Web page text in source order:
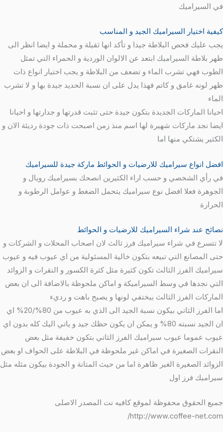
في السيراميك
كيفية اختيار السيراميك الجيد و المناسب
يجب عليك فحص البلاطة جيدا و تأكد انها ثقيلة و محملة و ايضا انظر الى
ظهر بلاطة السيراميك ابتعد عن الالوان الوردية و الحمراء التي تمثل
الطوب فهي تشرب الماء و تضعف من البلاطة و يجب اختيار انواع ذات
ظهر لونه غامق و كاتم فهذا يدل على ان نسبة الحديد جيدة بها و لا تشرب
الماء
احيانا الماركات الجديدة بتكون جيدة حتى تثبت قدرتها و جدارتها و احيانا
ايضا نجد ماركات شهيرة لها اسم منذ زمن اصبحت ذات جودة رديئة الان و
الكثير يشتكي منها اما
افضل انواع سيراميك للارضيات و الحوائط ماركة جيدة للسيراميك
في رأي الشخصي و حسب اراء الكثيرين انصحك بسيراميك رويال و
الجوهرة فعلا افضل نوع سيراميك يتحمل الضغط و عوامل الرطوبة و
الحرارة
نصائح عند شراء السيراميك للارضيات و الحوائط
لا تتسرع في شراء سيراميك فرز ثالث لان اصحاب المحلات و الشركات و
حتى المصانع التي تبيعه بتكون خالية المسئولية من اي عيوب فيه و عيوب
سيراميك الفرز الثالث تكون كثيرة مثل كثرة الكسور و النقرات و الزوائد
التي نجدها في وسط السيراميكة و اماكن ملحوظة بالاضافة الى ان بعض
الماركات الفرز الثالث بيختفي لونها و يصبح باهت و رديء
اما الفرز الثاني بيكون نسبة الجيد الى الذي به عيوب من 80%/20% اي
ان الجيد نسبته 80% و يمكن ان يكون حظك جيد و ياتي اليك كله بدون اي
عيوب عموما عيوب سيراميك الفرز الثاني بتكون خفيفة مثل بعض
النقرات الصغيرة في اماكن غير ملحوظة في البلاطة على الحواف او بعض
الزوائد الصغيرة الغير ظاهرة اما من حيث المتانة و الجودة بيكون مثله مثل
سيراميك فرز اول
جميع الحقوق محفوظة لموقع كافيه نت المصدر الاصلى
http://www.coffee-net.com/